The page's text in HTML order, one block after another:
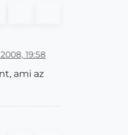
19:58
ami az